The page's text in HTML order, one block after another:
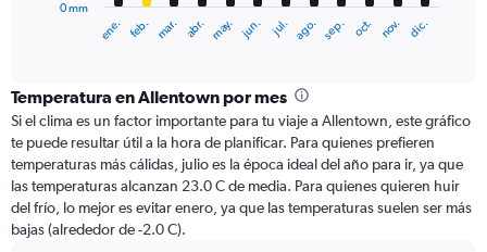
categories.
Range:
12
categories.
The
chart
has
1
ene. feb. mar. abr. may. jun. jul. ago. sep. oct. nov. dic.
0 mm
Temperatura en Allentown por mes
Si el clima es un factor importante para tu viaje a Allentown, este gráfico
te puede resultar útil a la hora de planificar. Para quienes prefieren
temperaturas más cálidas, julio es la época ideal del año para ir, ya que
las temperaturas alcanzan 23.0 C de media. Para quienes quieren huir
del frío, lo mejor es evitar enero, ya que las temperaturas suelen ser más
bajas (alrededor de -2.0 C).